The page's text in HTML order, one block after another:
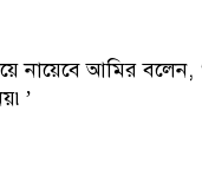
নায়েবে আমির